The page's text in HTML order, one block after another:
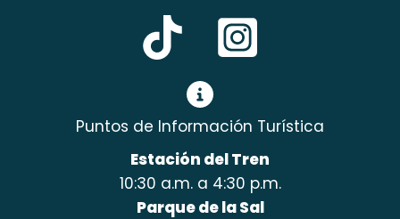
Puntos de Información Turística
Estación del Tren
10:30 a.m. a 4:30 p.m.
Parque de la Sal